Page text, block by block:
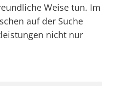
Weise tun. Im
auf der Suche
nicht nur